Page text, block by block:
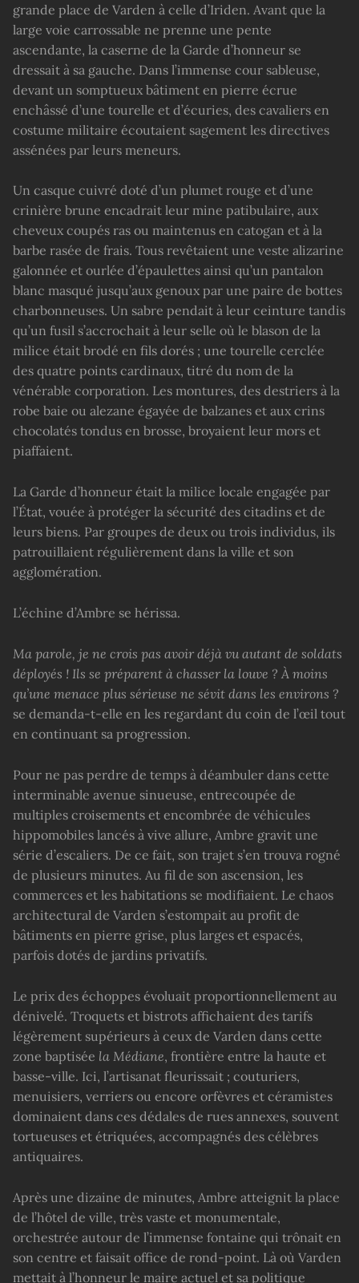
grande place de Varden à celle d’Iriden. Avant que la
large voie carrossable ne prenne une pente
ascendante, la caserne de la Garde d’honneur se
dressait à sa gauche. Dans l’immense cour sableuse,
devant un somptueux bâtiment en pierre écrue
enchâssé d’une tourelle et d’écuries, des cavaliers en
costume militaire écoutaient sagement les directives
assénées par leurs meneurs.
Un casque cuivré doté d’un plumet rouge et d’une
crinière brune encadrait leur mine patibulaire, aux
cheveux coupés ras ou maintenus en catogan et à la
barbe rasée de frais. Tous revêtaient une veste alizarine
galonnée et ourlée d’épaulettes ainsi qu’un pantalon
blanc masqué jusqu’aux genoux par une paire de bottes
charbonneuses. Un sabre pendait à leur ceinture tandis
qu’un fusil s’accrochait à leur selle où le blason de la
milice était brodé en fils dorés ; une tourelle cerclée
des quatre points cardinaux, titré du nom de la
vénérable corporation. Les montures, des destriers à la
robe baie ou alezane égayée de balzanes et aux crins
chocolatés tondus en brosse, broyaient leur mors et
piaffaient.
La Garde d’honneur était la milice locale engagée par
l’État, vouée à protéger la sécurité des citadins et de
leurs biens. Par groupes de deux ou trois individus, ils
patrouillaient régulièrement dans la ville et son
agglomération.
L’échine d’Ambre se hérissa.
Ma parole, je ne crois pas avoir déjà vu autant de soldats
déployés ! Ils se préparent à chasser la louve ? À moins
qu’une menace plus sérieuse ne sévit dans les environs ?
se demanda-t-elle en les regardant du coin de l’œil tout
en continuant sa progression.
Pour ne pas perdre de temps à déambuler dans cette
interminable avenue sinueuse, entrecoupée de
multiples croisements et encombrée de véhicules
hippomobiles lancés à vive allure, Ambre gravit une
série d’escaliers. De ce fait, son trajet s’en trouva rogné
de plusieurs minutes. Au fil de son ascension, les
commerces et les habitations se modifiaient. Le chaos
architectural de Varden s’estompait au profit de
bâtiments en pierre grise, plus larges et espacés,
parfois dotés de jardins privatifs.
Le prix des échoppes évoluait proportionnellement au
dénivelé. Troquets et bistrots affichaient des tarifs
légèrement supérieurs à ceux de Varden dans cette
zone baptisée la Médiane, frontière entre la haute et
basse-ville. Ici, l’artisanat fleurissait ; couturiers,
menuisiers, verriers ou encore orfèvres et céramistes
dominaient dans ces dédales de rues annexes, souvent
tortueuses et étriquées, accompagnés des célèbres
antiquaires.
Après une dizaine de minutes, Ambre atteignit la place
de l’hôtel de ville, très vaste et monumentale,
orchestrée autour de l’immense fontaine qui trônait en
son centre et faisait office de rond-point. Là où Varden
mettait à l’honneur le maire actuel et sa politique